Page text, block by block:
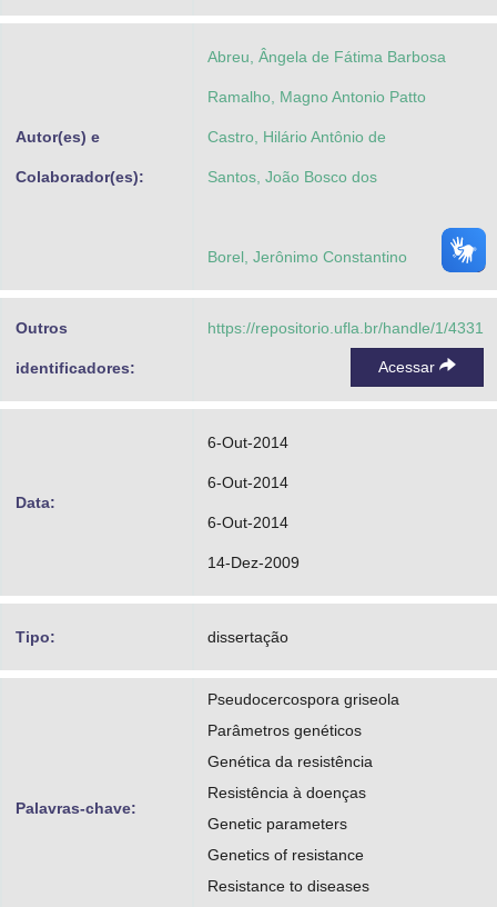
Autor(es) e
Colaborador(es):
Abreu, Ângela de Fátima Barbosa
Ramalho, Magno Antonio Patto
Castro, Hilário Antônio de
Santos, João Bosco dos
Borel, Jerônimo Constantino
Outros
identificadores:
https://repositorio.ufla.br/handle/1/4331
Acessar
Data:
6-Out-2014
6-Out-2014
6-Out-2014
14-Dez-2009
Tipo: dissertação
Palavras-chave:
Pseudocercospora griseola
Parâmetros genéticos
Genética da resistência
Resistência à doenças
Genetic parameters
Genetics of resistance
Resistance to diseases